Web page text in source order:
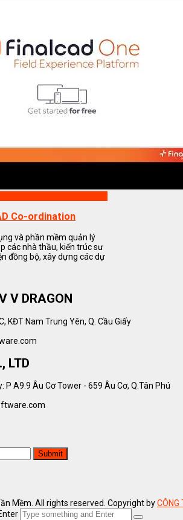
Co-ordination
và phần mềm quản lý
các nhà thầu, kiến trúc sư
đồng bộ, xây dựng các dự
V DRAGON
KĐT Nam Trung Yên, Q. Cầu Giấy
LTD
P A9.9 Âu Cơ Tower - 659 Âu Cơ, Q.Tân Phú
Mềm. All rights reserved. Copyright byCÔNG